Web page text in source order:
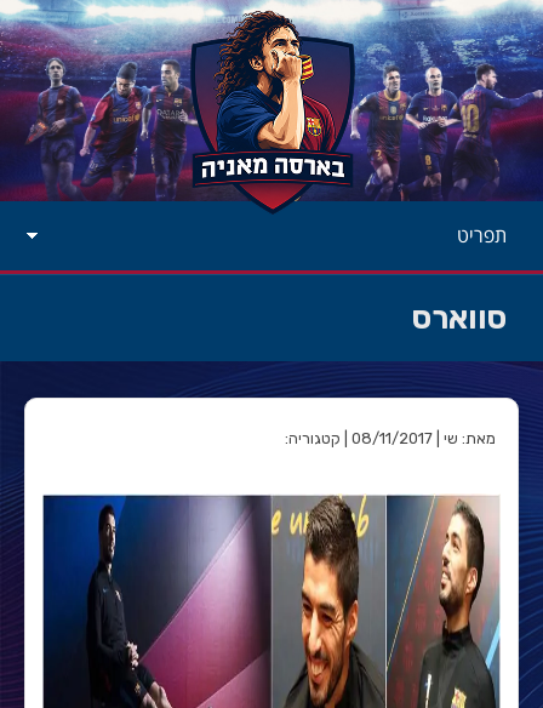
תפריט
סווארס
מאת: שי | 08/11/2017 | קטגוריה: